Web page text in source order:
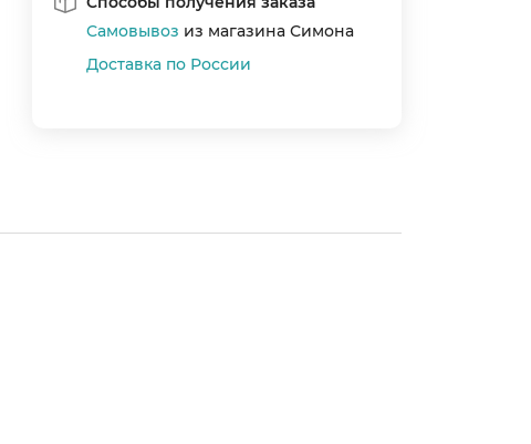
Самовывоз из магазина Симона
Доставка по России